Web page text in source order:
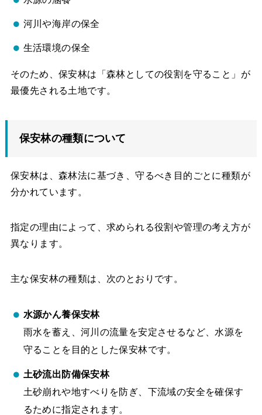
河川や海岸の保全
生活環境の保全
そのため、保安林は「森林としての役割を守ること」が
最優先される土地です。
保安林の種類について
保安林は、森林法に基づき、守るべき目的ごとに種類が
分かれています。
指定の理由によって、求められる役割や管理の考え方が
異なります。
主な保安林の種類は、次のとおりです。
水源かん養保安林
雨水を蓄え、河川の流量を安定させるなど、水源を
守ることを目的とした保安林です。
土砂流出防備保安林
土砂崩れや地すべりを防ぎ、下流域の安全を確保す
るために指定されます。